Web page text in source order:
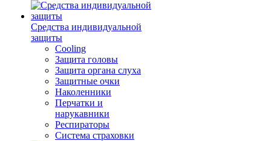
Средства индивидуальной
защиты
Cooling
Защита головы
Защита органа слуха
Защитные очки
Наколенники
Перчатки и
нарукавники
Респираторы
Система страховки